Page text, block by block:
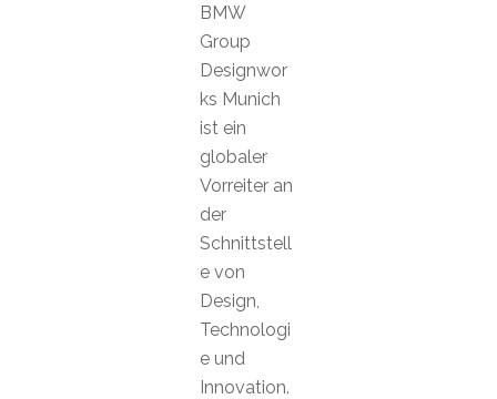
BMW
Group
Designwor
ks Munich
ist ein
globaler
Vorreiter an
der
Schnittstell
e von
Design,
Technologi
e und
Innovation.